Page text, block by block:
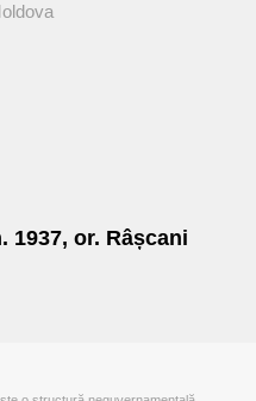
1937, or. Râșcani